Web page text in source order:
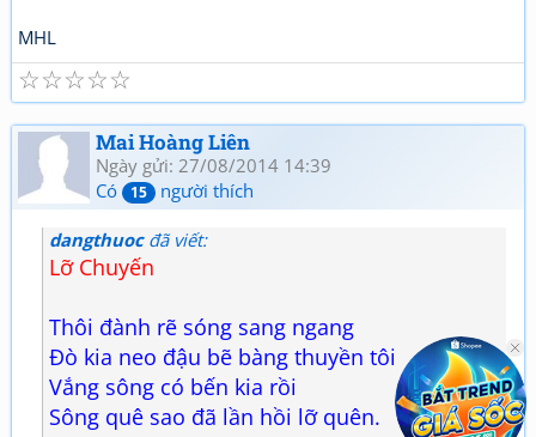
MHL
☆
☆
☆
☆
☆
Mai Hoàng Liên
Ngày gửi: 27/08/2014 14:39
Có
15 người thích
dangthuocđã viết:
Lỡ Chuyến
Thôi đành rẽ sóng sang ngang
Đò kia neo đậu bẽ bàng thuyền tôi
Vắng sông có bến kia rồi
Sông quê sao đã lần hồi lỡ quên.